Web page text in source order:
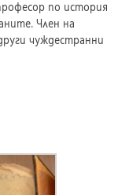
по история
Член на
чуждестранни